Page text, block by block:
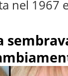
nel 1967